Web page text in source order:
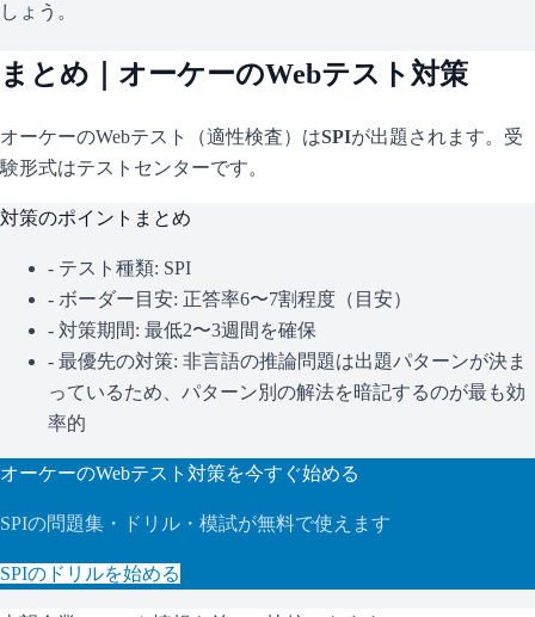
しょう。
まとめ｜ オーケーのWebテスト対策
オーケーのWebテスト（適性検査）はSPIが出題されます。 受
験形式はテストセンターです。
対策のポイントまとめ
- テスト種類: SPI
- ボーダー目安: 正答率6〜7割程度（目安）
- 対策期間: 最低2〜3週間を確保
- 最優先の対策: 非言語の推論問題は出題パターンが決ま
っているため、パターン別の解法を暗記するのが最も効
率的
オーケーのWebテスト対策を今すぐ始める
SPIの問題集・ドリル・模試が無料で使えます
SPIのドリルを始める